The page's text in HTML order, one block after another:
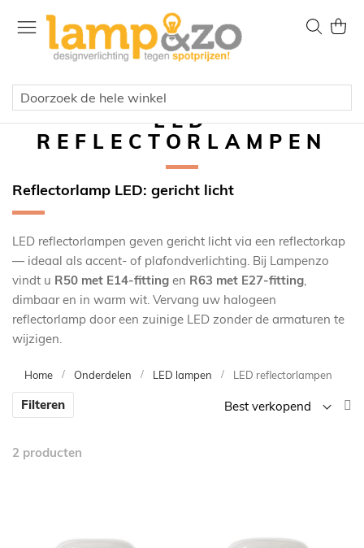
naar
Zoek
LED
REFLECTORLAMPEN
Reflectorlamp LED: gericht licht
LED reflectorlampen geven gericht licht via een reflectorkap
— ideaal als accent- of plafondverlichting. Bij Lampenzo
vindt u R50 met E14-fitting en R63 met E27-fitting,
dimbaar en in warm wit. Vervang uw halogeen
reflectorlamp door een zuinige LED zonder de armaturen te
wijzigen.
Home Onderdelen LED lampen LED reflectorlampen
Filteren
2 producten